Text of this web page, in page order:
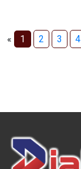
« 1 2 3 4